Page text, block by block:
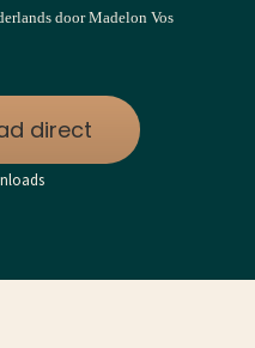
door Madelon Vos
direct